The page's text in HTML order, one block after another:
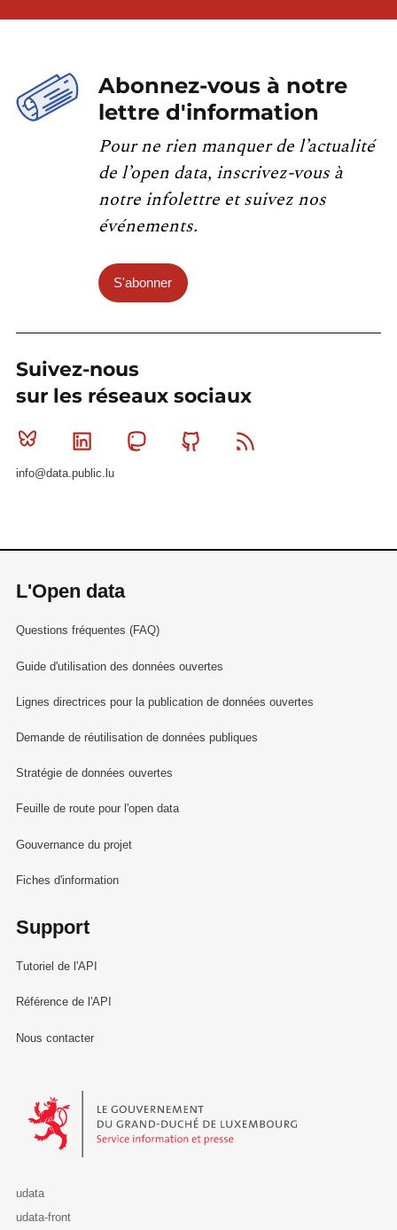
Abonnez-vous à notre
lettre d'information
Pour ne rien manquer de l’actualité
de l’open data, inscrivez-vous à
notre infolettre et suivez nos
événements.
S'abonner
Suivez-nous
sur les réseaux sociaux
Bluesky Linkedin MastodonGithub
info@data.public.lu
L'Open data
Questions fréquentes (FAQ)
Guide d'utilisation des données ouvertes
Lignes directrices pour la publication de données ouvertes
Demande de réutilisation de données publiques
Stratégie de données ouvertes
Feuille de route pour l'open data
Gouvernance du projet
Fiches d'information
Support
Tutoriel de l'API
Référence de l'API
Nous contacter
Le Gouvernement du Grand-Duché de Luxembourg - Service
udata
udata-front